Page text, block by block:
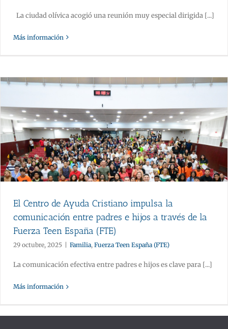
La ciudad olívica acogió una reunión muy especial dirigida [...]
Más información
El Centro de Ayuda Cristiano impulsa la
comunicación entre padres e hijos a través de la
Fuerza Teen España (FTE)
29 octubre, 2025 Familia, Fuerza Teen España (FTE)
La comunicación efectiva entre padres e hijos es clave para [...]
Más información